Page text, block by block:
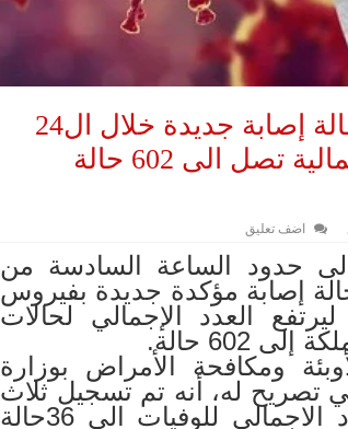
فيروس كورونا : تسجيل 68 حالة إصابة جديدة خلال ال24
ساعة الماضية والحصيلة الاجمالية تصل الى 602 حالة
اضف تعليق
حدود الساعة السادسة من
اليوم الثلاثاء تسجيل 68 حالة إصابة مؤكدة جديدة بفيروس
(24 ساعة)، ليرتفع العدد الإجمالي لحالات
602 حالة.
ومكافحة الأمراض بوزارة
تصريح له، أنه تم تسجيل ثلاث
حالات وفاة جديدة ليصل العدد الاجمالي للوفيات الى 36حالة